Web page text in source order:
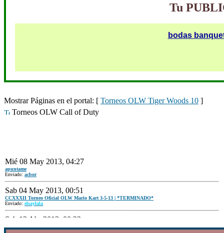
Tu
bodas
Mostrar Páginas en el portal: [ Torneos OLW Tiger Woods 10 ]
Torneos OLW Call of Duty
apuntame
Enviado:acbor
Sab 04 May 2013, 00:51
CCXXXII Torneo Oficial OLW Mario Kart 3-5-13 | *TERMINADO*
Enviado: elsaylala
Sab 13 Abr 2013, 00:22
CCXXXI Torneo Oficial OLW Mario Kart 19-4-13 | *TERMINADO*